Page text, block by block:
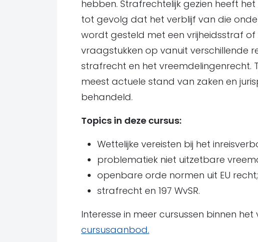
hebben. Strafrechtelijk gezien heeft
tot gevolg dat het verblijf van die
wordt gesteld met een vrijheidsstraf
vraagstukken op vanuit verschillende
strafrecht en het vreemdelingenrecht.
meest actuele stand van zaken en
behandeld.
Topics in deze cursus:
Wettelijke vereisten bij het
problematiek niet uitzetbare
openbare orde normen uit EU recht;
strafrecht en 197 WvSR.
Interesse in meer cursussen binnen
cursusaanbod.